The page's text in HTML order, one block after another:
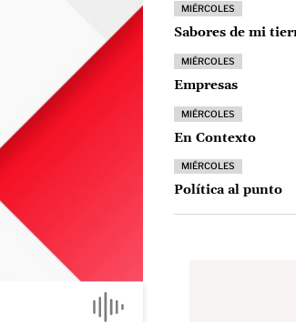
MIÉRCOLES
Sabores de mi
MIÉRCOLES
Empresas
MIÉRCOLES
En Contexto
MIÉRCOLES
Política al punto